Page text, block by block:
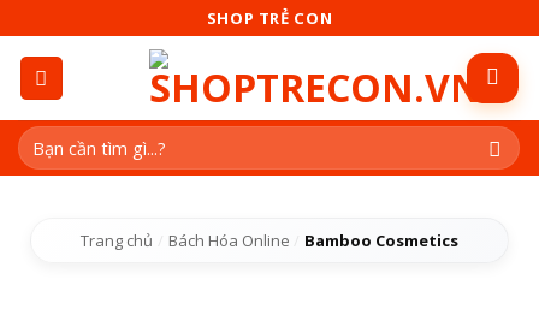
content
SHOP TRẺ CON
Tìm
kiếm:
Trang chủ Bách Hóa Online Bamboo Cosmetics